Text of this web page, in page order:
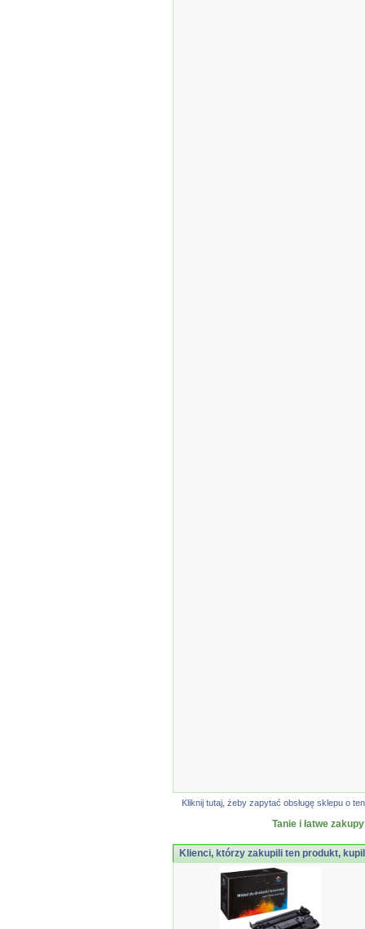
Kliknij tutaj, żeby zapytać obsługę sklepu o
Tanie i łatwe
Klienci, którzy zakupili ten produkt,